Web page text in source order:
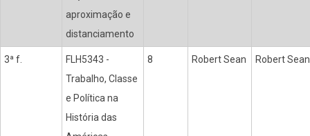
aproximação e
distanciamento
3ª f.
FLH5343 -
Trabalho, Classe
e Política na
História das
8 Robert Sean Robert Sean